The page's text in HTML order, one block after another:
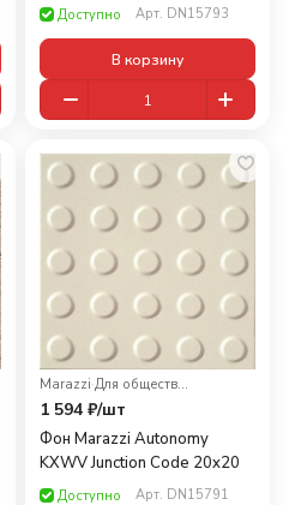
Доступно Арт. DN15793
В корзину
Marazzi· Для общественных помещений
1 594 ₽/шт
Фон Marazzi Autonomy
KXWV Junction Code 20x20
Доступно Арт. DN15791